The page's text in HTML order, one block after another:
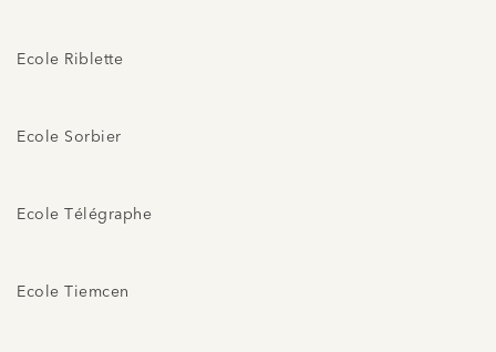
Ecole Riblette
Ecole Sorbier
Ecole Télégraphe
Ecole Tiemcen